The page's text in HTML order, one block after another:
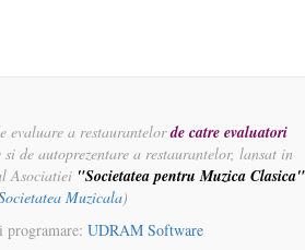
evaluare a restaurantelorde catre evaluatori
si de autoprezentare a restaurantelor, lansat in
Asociatiei "Societatea pentru Muzica Clasica"
Muzicala)
programare: UDRAM Software